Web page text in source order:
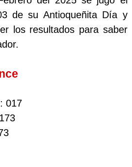
de su Antioqueñita Día y
los resultados para saber
017